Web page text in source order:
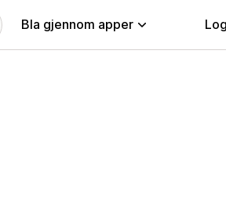
Bla gjennom apper